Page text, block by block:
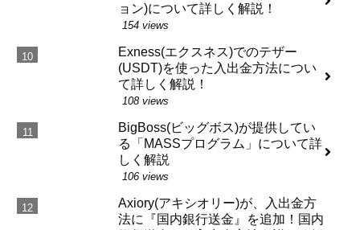
ョン)について詳しく解説！
154 views
Exness(エクスネス)でのテザー
(USDT)を使った入出金方法につい
て詳しく解説！
108 views
BigBoss(ビッグボス)が提供してい
る「MASSプログラム」について詳
しく解説
106 views
Axiory(アキシオリー)が、入出金方
法に『国内銀行送金』を追加！国内